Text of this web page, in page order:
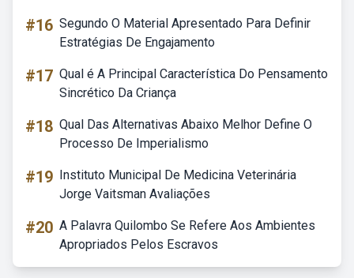
#16 Segundo O Material Apresentado Para Definir
Estratégias De Engajamento
#17 Qual é A Principal Característica Do Pensamento
Sincrético Da Criança
#18 Qual Das Alternativas Abaixo Melhor Define O
Processo De Imperialismo
#19 Instituto Municipal De Medicina Veterinária
Jorge Vaitsman Avaliações
#20 A Palavra Quilombo Se Refere Aos Ambientes
Apropriados Pelos Escravos